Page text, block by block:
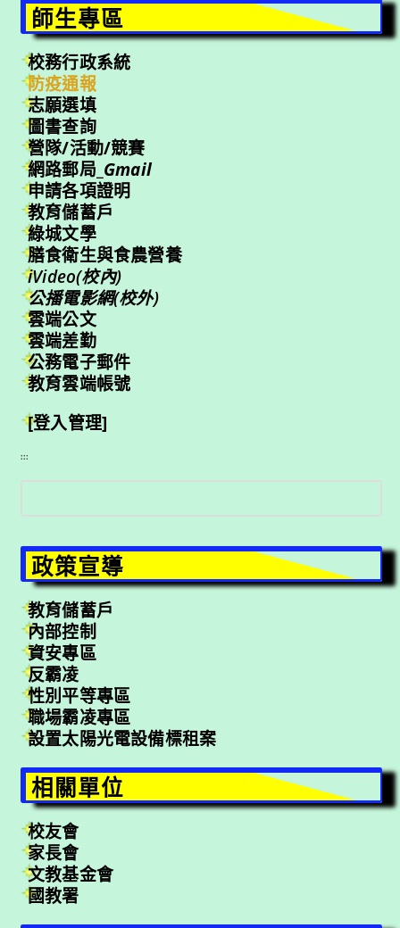
師生專區
校務行政系統
防疫通報
志願選填
圖書查詢
營隊/活動/競賽
網路郵局_ Gmail
申請各項證明
教育儲蓄戶
綠城文學
膳食衛生與食農營養
iVideo(校內)
公播電影網(校外)
雲端公文
雲端差勤
公務電子郵件
教育雲端帳號
[登入管理]
:::
搜
尋
政策宣導
教育儲蓄戶
內部控制
資安專區
反霸凌
性別平等專區
職場霸凌專區
設置太陽光電設備標租案
相關單位
校友會
家長會
文教基金會
國教署